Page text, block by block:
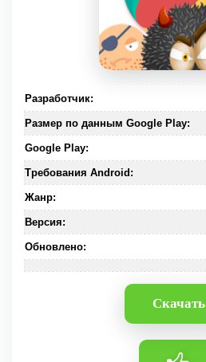
Разработчик:
Размер по данным Google Play:
Google Play:
Требования Android:
Жанр:
Версия:
Обновлено:
Скачать